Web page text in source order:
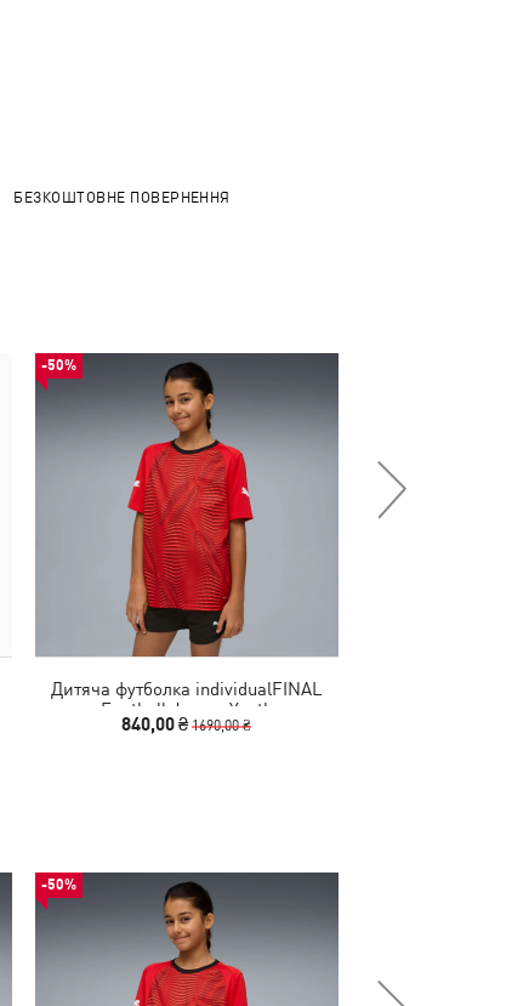
БЕЗКОШТОВНЕ ПОВЕРНЕННЯ
-50%
Дитяча футболка individualFINAL
Football Jersey Youth
840,00 ₴1690,00 ₴
-50%